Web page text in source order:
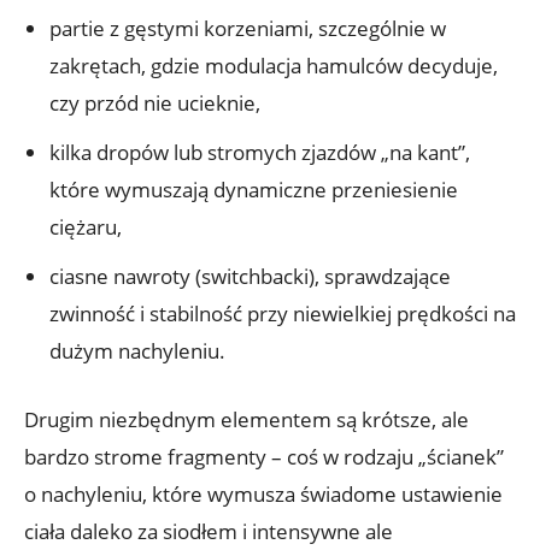
partie z gęstymi korzeniami, szczególnie w
zakrętach, gdzie modulacja hamulców decyduje,
czy przód nie ucieknie,
kilka dropów lub stromych zjazdów „na kant”,
które wymuszają dynamiczne przeniesienie
ciężaru,
ciasne nawroty (switchbacki), sprawdzające
zwinność i stabilność przy niewielkiej prędkości na
dużym nachyleniu.
Drugim niezbędnym elementem są krótsze, ale
bardzo strome fragmenty – coś w rodzaju „ścianek”
o nachyleniu, które wymusza świadome ustawienie
ciała daleko za siodłem i intensywne ale